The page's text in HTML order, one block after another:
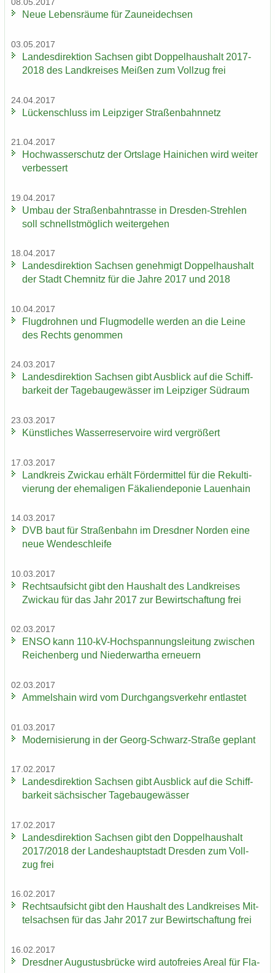
08.05.2017
Neue Le­bens­räu­me für Zaun­ei­dech­sen
03.05.2017
Lan­des­di­rek­ti­on Sach­sen gibt Dop­pel­haus­halt 2017-
2018 des Land­krei­ses Mei­ßen zum Voll­zug frei
24.04.2017
Lü­cken­schluss im Leip­zi­ger Stra­ßen­bahn­netz
21.04.2017
Hoch­was­ser­schutz der Orts­la­ge Hai­ni­chen wird wei­ter
ver­bes­sert
19.04.2017
Umbau der Stra­ßen­bahn­tras­se in Dresden-​Strehlen
soll schnellst­mög­lich wei­ter­ge­hen
18.04.2017
Lan­des­di­rek­ti­on Sach­sen ge­neh­migt Dop­pel­haus­halt
der Stadt Chem­nitz für die Jahre 2017 und 2018
10.04.2017
Flug­droh­nen und Flug­mo­del­le wer­den an die Leine
des Rechts ge­nom­men
24.03.2017
Lan­des­di­rek­ti­on Sach­sen gibt Aus­blick auf die Schiff­
bar­keit der Ta­ge­bau­ge­wäs­ser im Leip­zi­ger Süd­raum
23.03.2017
Künst­li­ches Was­ser­re­ser­voi­re wird ver­grö­ßert
17.03.2017
Land­kreis Zwi­ckau er­hält För­der­mit­tel für die Re­kul­ti­
vie­rung der ehe­ma­li­gen Fä­ka­li­en­de­po­nie Lau­en­hain
14.03.2017
DVB baut für Stra­ßen­bahn im Dresd­ner Nor­den eine
neue Wen­de­schlei­fe
10.03.2017
Rechts­auf­sicht gibt den Haus­halt des Land­krei­ses
Zwi­ckau für das Jahr 2017 zur Be­wirt­schaf­tung frei
02.03.2017
ENSO kann 110-​kV-Hochspannungsleitung zwi­schen
Rei­chen­berg und Nie­der­wartha er­neu­ern
02.03.2017
Am­mels­hain wird vom Durch­gangs­ver­kehr ent­las­tet
01.03.2017
Mo­der­ni­sie­rung in der Georg-​Schwarz-Straße ge­plant
17.02.2017
Lan­des­di­rek­ti­on Sach­sen gibt Aus­blick auf die Schiff­
bar­keit säch­si­scher Ta­ge­bau­ge­wäs­ser
17.02.2017
Lan­des­di­rek­ti­on Sach­sen gibt den Dop­pel­haus­halt
2017/2018 der Lan­des­haupt­stadt Dres­den zum Voll­
zug frei
16.02.2017
Rechts­auf­sicht gibt den Haus­halt des Land­krei­ses Mit­
tel­sach­sen für das Jahr 2017 zur Be­wirt­schaf­tung frei
16.02.2017
Dresd­ner Au­gus­tus­brü­cke wird au­to­frei­es Areal für Fla­